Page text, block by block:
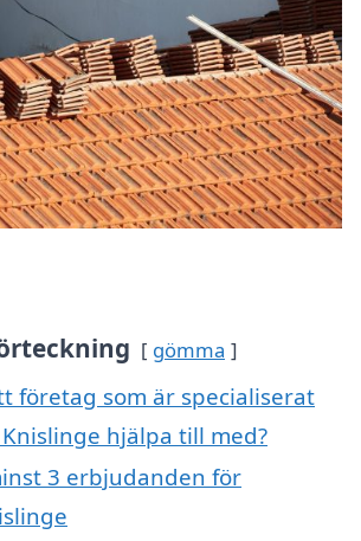
gömma
företag som är specialiserat
hjälpa till med?
3 erbjudanden för